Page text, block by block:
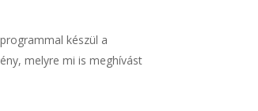
készül a
melyre mi is meghívást